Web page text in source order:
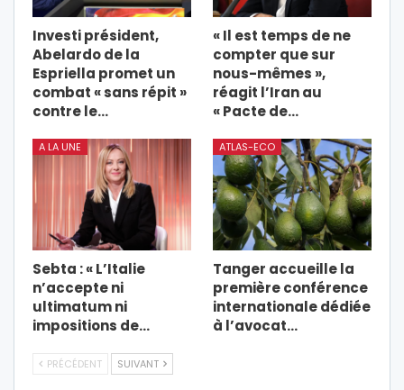
Investi président,
Abelardo de la
Espriella promet un
combat « sans répit »
contre le…
« Il est temps de ne
compter que sur
nous-mêmes »,
réagit l’Iran au
« Pacte de…
A LA UNE
Sebta : « L’Italie
n’accepte ni
ultimatum ni
impositions de…
ATLAS-ECO
Tanger accueille la
première conférence
internationale dédiée
à l’avocat…
PRÉCÉDENT SUIVANT